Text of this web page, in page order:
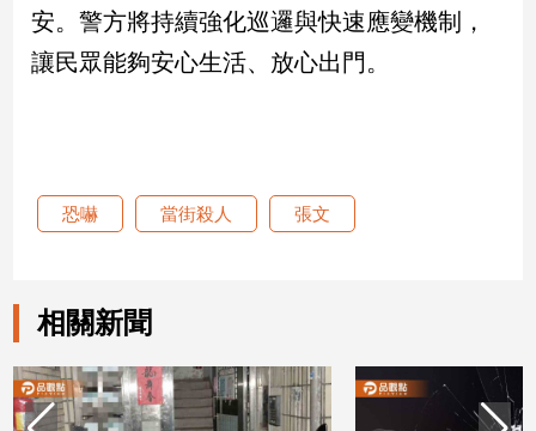
點
南
娛
樂
星
聞
安。警方將持續強化巡邏與快速應變機制，
讓民眾能夠安心生活、放心出門。
恐嚇 當街殺人 張文
相關新聞